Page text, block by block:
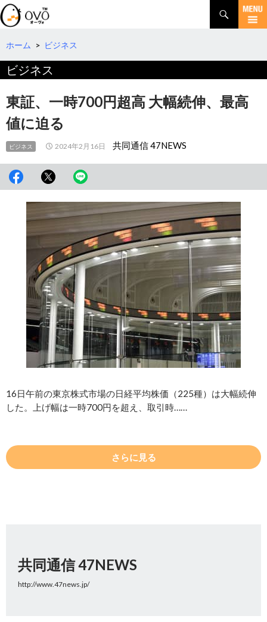
検
索
コ
テ
へ
移
動
ホーム > ビジネス
ビジネス
東証、一時700円超高 大幅続伸、最高
値に迫る
ビジネス 2024年2月16日 共同通信 47NEWS
16日午前の東京株式市場の日経平均株価（225種）は大幅続伸
した。上げ幅は一時700円を超え、取引時……
さらに見る
共同通信 47NEWS
http://www.47news.jp/